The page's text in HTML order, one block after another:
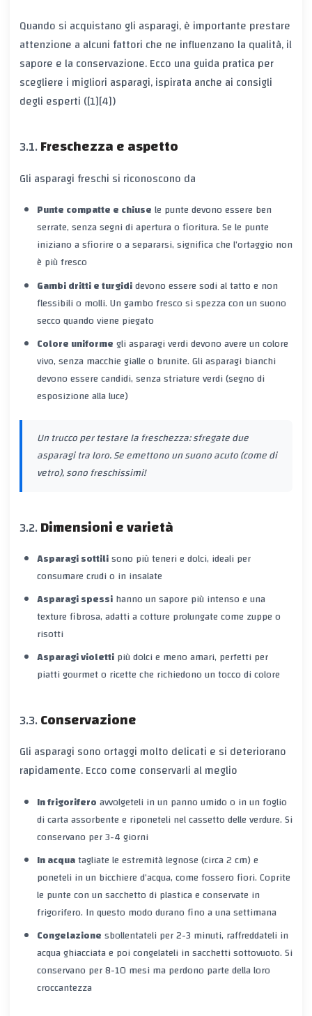
Quando si acquistano gli asparagi, è importante prestare
attenzione a alcuni fattori che ne influenzano la qualità, il
sapore e la conservazione. Ecco una guida pratica per
scegliere i migliori asparagi, ispirata anche ai consigli
degli esperti ([1][4])
Freschezza e aspetto
Gli asparagi freschi si riconoscono da
Punte compatte e chiusele punte devono essere ben
serrate, senza segni di apertura o fioritura. Se le punte
iniziano a sfiorire o a separarsi, significa che l’ortaggio non
è più fresco
Gambi dritti e turgididevono essere sodi al tatto e non
flessibili o molli. Un gambo fresco si spezza con un suono
secco quando viene piegato
Colore uniformegli asparagi verdi devono avere un colore
vivo, senza macchie gialle o brunite. Gli asparagi bianchi
devono essere candidi, senza striature verdi (segno di
esposizione alla luce)
Un trucco per testare la freschezza: sfregate due
asparagi tra loro. Se emettono un suono acuto (come di
vetro), sono freschissimi!
Dimensioni e varietà
Asparagi sottilisono più teneri e dolci, ideali per
consumare crudi o in insalate
Asparagi spessihanno un sapore più intenso e una
texture fibrosa, adatti a cotture prolungate come zuppe o
risotti
Asparagi violettipiù dolci e meno amari, perfetti per
piatti gourmet o ricette che richiedono un tocco di colore
Conservazione
Gli asparagi sono ortaggi molto delicati e si deteriorano
rapidamente. Ecco come conservarli al meglio
In frigoriferoavvolgeteli in un panno umido o in un foglio
di carta assorbente e riponeteli nel cassetto delle verdure. Si
conservano per3-4 giorni
In acquatagliate le estremità legnose (circa 2 cm) e
poneteli in un bicchiere d’acqua, come fossero fiori. Coprite
le punte con un sacchetto di plastica e conservate in
frigorifero. In questo modo durano fino auna settimana
Congelazionesbollentateli per 2-3 minuti, raffreddateli in
acqua ghiacciata e poi congelateli in sacchetti sottovuoto. Si
conservano per8-10 mesima perdono parte della loro
croccantezza